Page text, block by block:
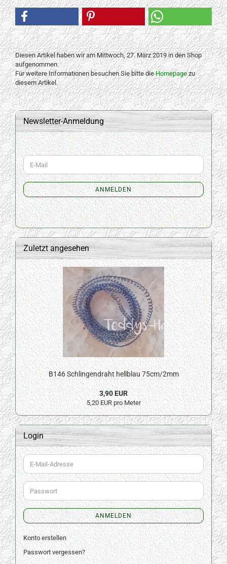
Diesen Artikel haben wir am Mittwoch, 27. März 2019 in den Shop
aufgenommen.
Für weitere Informationen besuchen Sie bitte dieHomepagezu
diesem Artikel.
Newsletter-Anmeldung
WEITER
ZUR
NEWSLETTER-
ANMELDUNG
E-
Mail
ANMELDEN
Zuletzt angesehen
B146 Schlingendraht hellblau 75cm/2mm
3,90 EUR
5,20 EUR pro Meter
Login
E-
Mail-
Adresse
Passwort
ANMELDEN
Konto erstellen
Passwort vergessen?